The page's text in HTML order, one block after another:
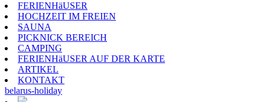
FERIENHäUSER
HOCHZEIT IM FREIEN
SAUNA
PICKNICK BEREICH
CAMPING
FERIENHäUSER AUF DER KARTE
ARTIKEL
KONTAKT
belarus-holiday